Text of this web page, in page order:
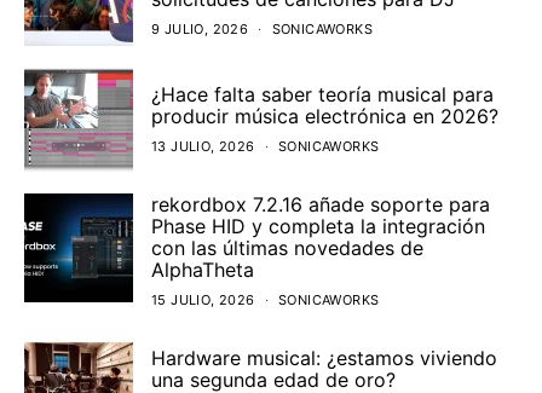
9 JULIO, 2026 SONICAWORKS
¿Hace falta saber teoría musical para
producir música electrónica en 2026?
13 JULIO, 2026 SONICAWORKS
rekordbox 7.2.16 añade soporte para
Phase HID y completa la integración
con las últimas novedades de
AlphaTheta
15 JULIO, 2026 SONICAWORKS
Hardware musical: ¿estamos viviendo
una segunda edad de oro?